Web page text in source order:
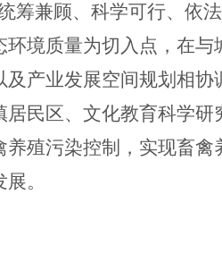
筹兼顾、科学可行、依
环境质量为切入点，在
及产业发展空间规划相
居民区、文化教育科学
养殖污染控制，实现畜
。